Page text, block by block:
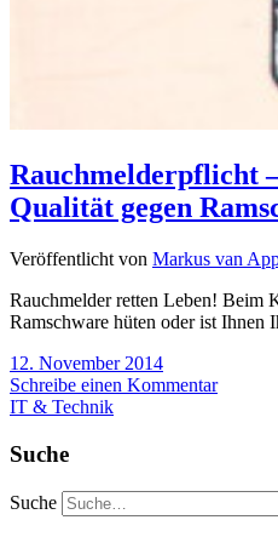
Rauchmelderpflicht
Qualität gegen
Veröffentlicht von Markus van
Rauchmelder retten Leben! Beim
Ramschware hüten oder ist Ihnen
12. November 2014
Schreibe einen Kommentar
IT & Technik
Suche
Suche